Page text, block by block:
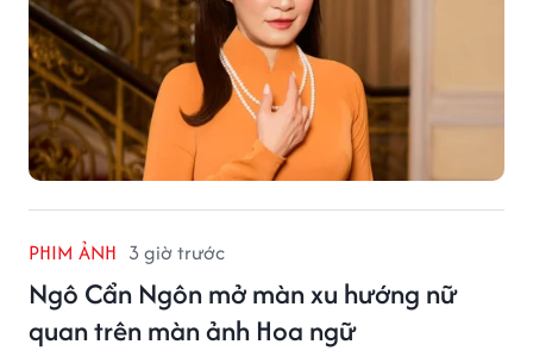
PHIM ẢNH 3 giờ trước
Ngô Cẩn Ngôn mở màn xu hướng nữ
quan trên màn ảnh Hoa ngữ